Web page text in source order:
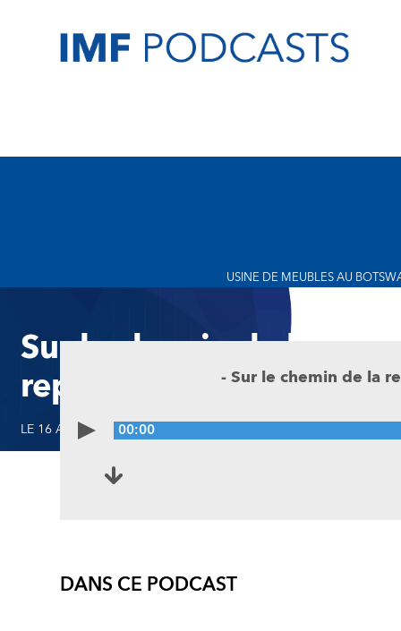
Sur le chemin de la
reprise
LE 16 AVRIL 2013
USINE DE MEUBLES AU
-Sur le chemin de la
00:00
DANS CE PODCAST